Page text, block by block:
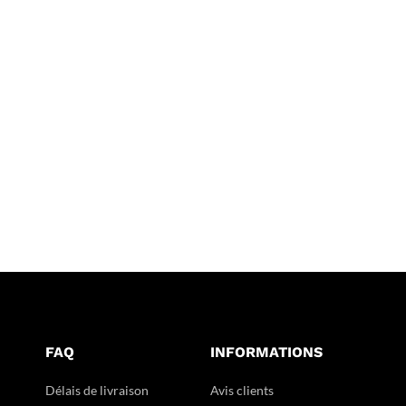
FAQ
Délais de livraison
INFORMATIONS
Avis clients